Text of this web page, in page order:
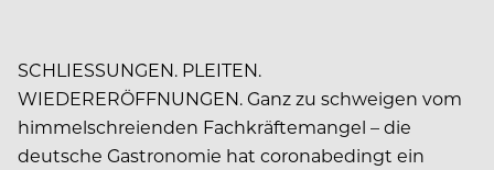
SCHLIESSUNGEN. PLEITEN.
WIEDERERÖFFNUNGEN. Ganz zu schweigen vom
himmelschreienden Fachkräftemangel – die
deutsche Gastronomie hat coronabedingt ein